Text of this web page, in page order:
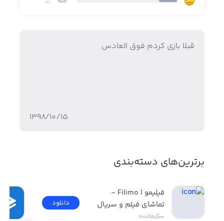
قبلا بازی کردم فوق العادس
۱۳۹۸/۱۰/۱۵
برترین‌های دسته‌بندی
تماشای فیلم و سریال
سرگرم‌کننده
دانلود